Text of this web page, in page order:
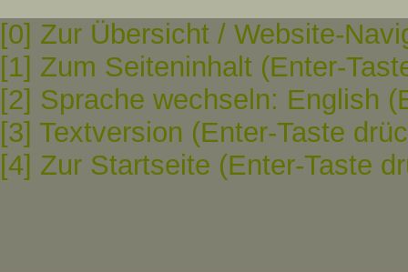
[0] Zur Übersicht / Website-
[1] Zum Seiteninhalt (Enter-
[2] Sprache wechseln: English
[3] Textversion (Enter-Taste
[4] Zur Startseite (Enter-Taste